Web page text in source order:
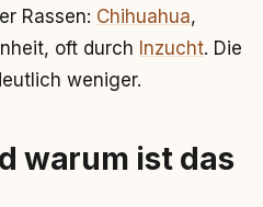
Rassen: Chihuahua,
oft durch Inzucht. Die
weniger.
warum ist das